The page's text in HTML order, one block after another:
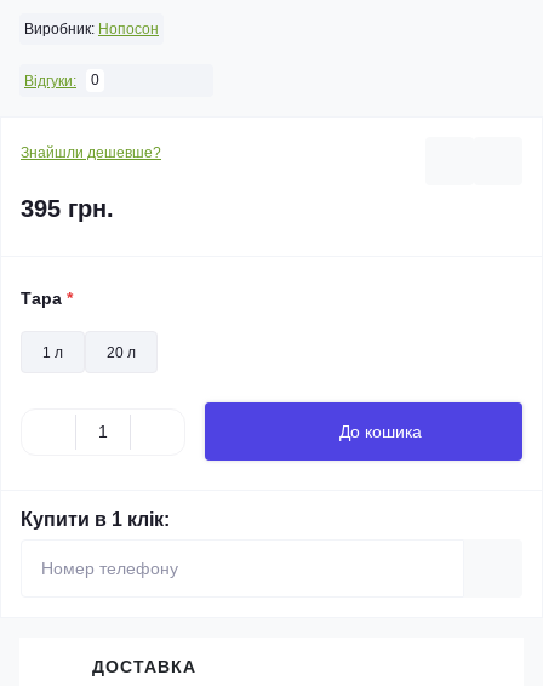
Виробник: Нопосон
Відгуки: 0
Знайшли дешевше?
395 грн.
Тара *
1 л 20 л
До кошика
Купити в 1 клік:
ДОСТАВКА